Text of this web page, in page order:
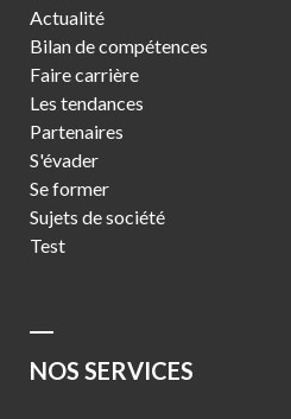
Actualité
Bilan de compétences
Faire carrière
Les tendances
Partenaires
S'évader
Se former
Sujets de société
Test
NOS SERVICES